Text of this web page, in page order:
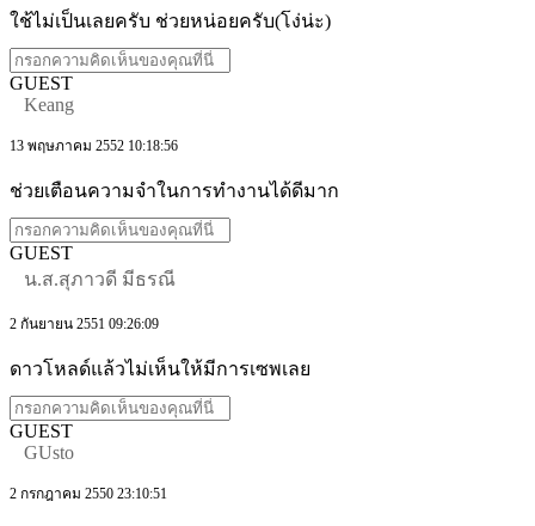
ใช้ไม่เป็นเลยครับ ช่วยหน่อยครับ(โง่น่ะ)
GUEST
Keang
13 พฤษภาคม 2552 10:18:56
ช่วยเตือนความจำในการทำงานได้ดีมาก
GUEST
น.ส.สุภาวดี มีธรณี
2 กันยายน 2551 09:26:09
ดาวโหลด์แล้วไม่เห็นให้มีการเซพเลย
GUEST
GUsto
2 กรกฎาคม 2550 23:10:51